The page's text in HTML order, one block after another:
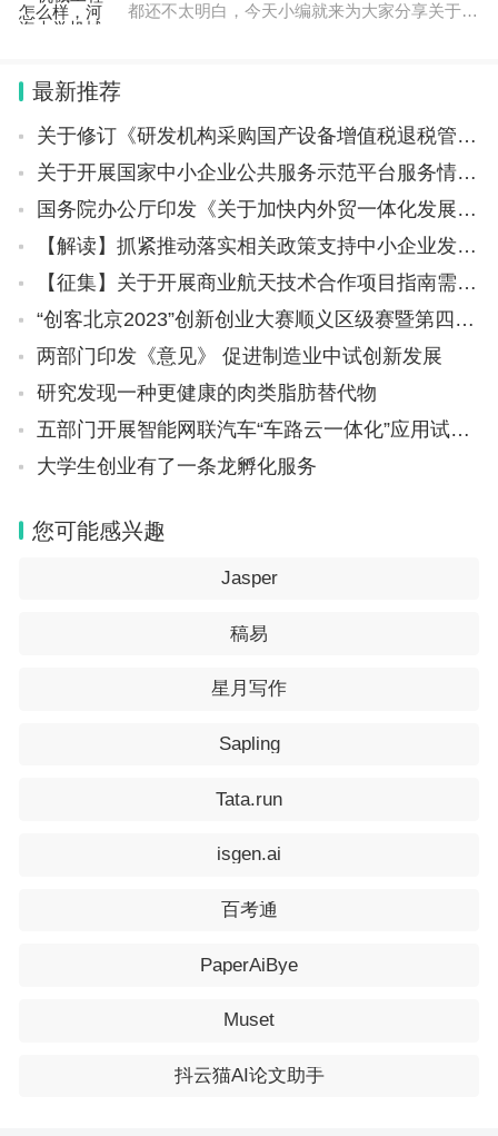
都还不太明白，今天小编就来为大家分享关于河
最新推荐
关于修订《研发机构采购国产设备增值税退税管理办法》的公告（国家税务总局公告2023年第20号）
关于开展国家中小企业公共服务示范平台服务情况检查工作的通知
国务院办公厅印发《关于加快内外贸一体化发展的若干措施》的通知
【解读】抓紧推动落实相关政策支持中小企业发展——四部门回应推动民营经济高质量发展
【征集】关于开展商业航天技术合作项目指南需求征集的通知
“创客北京2023”创新创业大赛顺义区级赛暨第四届“创新顺义”创新创业大赛启动的通知
两部门印发《意见》 促进制造业中试创新发展
研究发现一种更健康的肉类脂肪替代物
五部门开展智能网联汽车“车路云一体化”应用试点工作
大学生创业有了一条龙孵化服务
您可能感兴趣
Jasper
稿易
星月写作
Sapling
Tata.run
isgen.ai
百考通
PaperAiBye
Muset
抖云猫AI论文助手